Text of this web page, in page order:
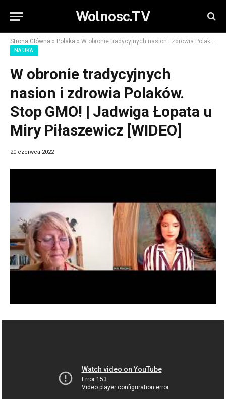
Wolnosc.TV
Strona Główna » Polska » W obronie tradycyjnych nasion i zdrowia Polaków. Stop GMO! | Jadwiga Łopata u Miry Piłaszewicz [WIDEO]
NAUKA
W obronie tradycyjnych
nasion i zdrowia Polaków.
Stop GMO! | Jadwiga Łopata u
Miry Piłaszewicz [WIDEO]
20 czerwca 2022